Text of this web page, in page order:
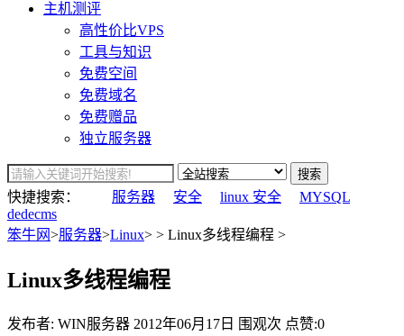
主机测评
高性价比VPS
工具与知识
免费空间
免费域名
免费赠品
独立服务器
搜索
快捷搜索： 服务器 安全 linux 安全
MYSQL
dedecms
笨牛网>服务器>Linux> > Linux多线程编程 >
Linux多线程编程
发布者: WIN服务器 2012年06月17日 围观次 点赞:0